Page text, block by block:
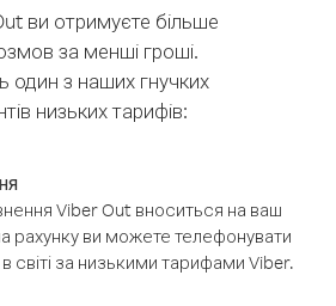
ви отримуєте більше
за менші гроші.
один з наших гнучких
низьких тарифів:
Viber Out вноситься на ваш
рахунку ви можете телефонувати
світі за низькими тарифами Viber.